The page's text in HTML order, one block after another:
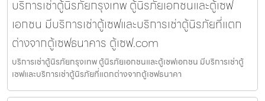
บริการเช่าตู้นิรภัยกรุงเทพ ตู้นิรภัยเอกชนและตู้เซฟ
เอกชน มีบริการเช่าตู้เซฟและบริการเช่าตู้นิรภัยที่แตก
ต่างจากตู้เซฟธนาคาร ตู้เซฟ.com
บริการเช่าตู้นิรภัยกรุงเทพ ตู้นิรภัยเอกชนและตู้เซฟเอกชน มีบริการเช่าตู้
เซฟและบริการเช่าตู้นิรภัยที่แตกต่างจากตู้เซฟธนาคา